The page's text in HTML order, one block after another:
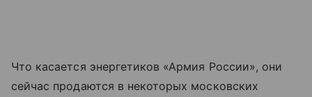
Что касается энергетиков «Армия России», они
сейчас продаются в некоторых московских